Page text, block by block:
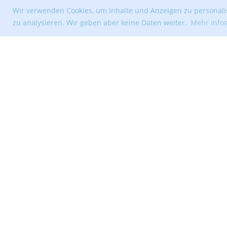
Wir verwenden Cookies, um Inhalte und Anzeigen zu
zu analysieren. Wir geben aber keine Daten weiter. Mehr Infos